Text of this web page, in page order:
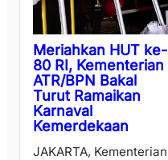
Meriahkan HUT ke-
80 RI, Kementerian
ATR/BPN Bakal
Turut Ramaikan
Karnaval
Kemerdekaan
JAKARTA, Kementerian